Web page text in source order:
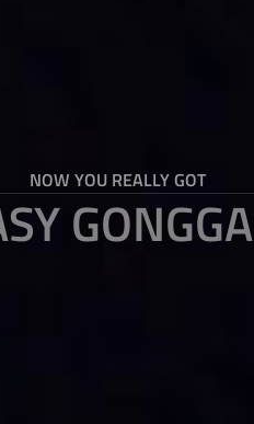
NOW YOU REALLY GOT
GONGGA